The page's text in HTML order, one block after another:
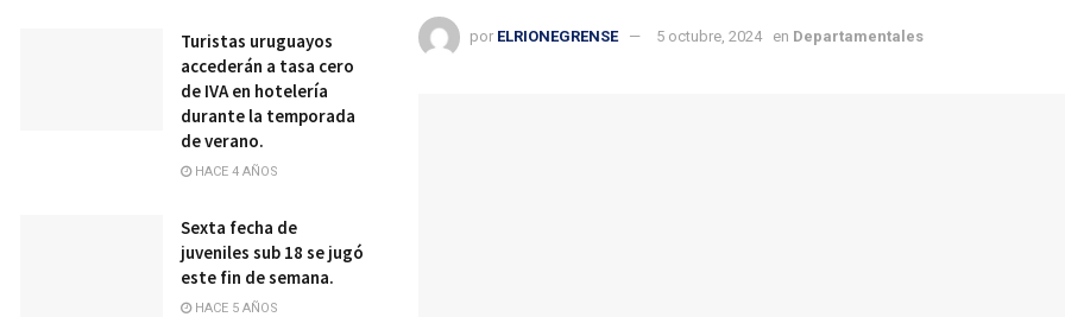
por ELRIONEGRENSE 5 octubre, 2024 en Departamentales
Turistas uruguayos
accederán a tasa cero
de IVA en hotelería
durante la temporada
de verano.
HACE 4 AÑOS
Sexta fecha de
juveniles sub 18 se jugó
este fin de semana.
HACE 5 AÑOS